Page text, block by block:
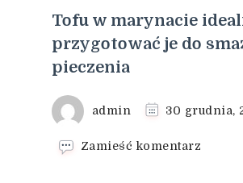
Tofu w marynacie
przygotować je do
pieczenia
admin 30 grudnia,
Zamieść komentarz